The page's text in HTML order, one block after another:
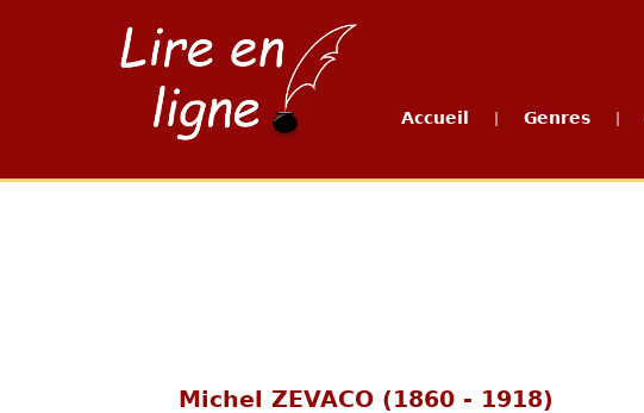
Accueil Genres
Michel ZEVACO (1860 - 1918)